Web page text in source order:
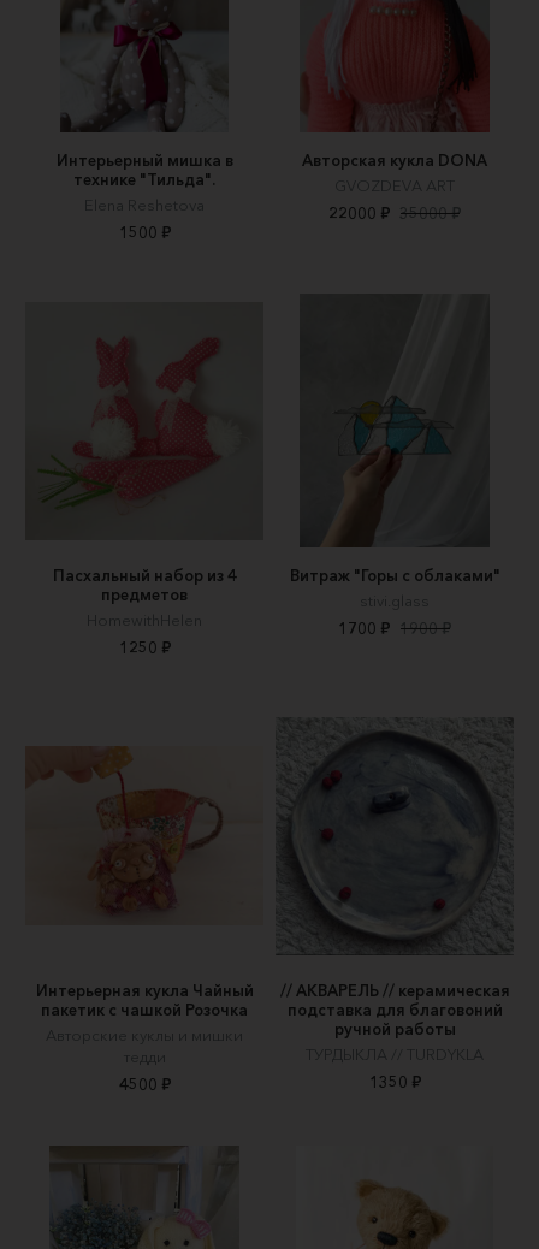
Интерьерный мишка в
технике "Тильда".
Elena Reshetova
1500 ₽
Авторская кукла DONA
GVOZDEVA ART
22000 ₽ 35000 ₽
Пасхальный набор из 4
предметов
HomewithHelen
1250 ₽
Витраж "Горы с облаками"
stivi.glass
1700 ₽ 1900 ₽
Интерьерная кукла Чайный
пакетик с чашкой Розочка
Авторские куклы и мишки
тедди
4500 ₽
// АКВАРЕЛЬ // керамическая
подставка для благовоний
ручной работы
ТУРДЫКЛА // TURDYKLA
1350 ₽